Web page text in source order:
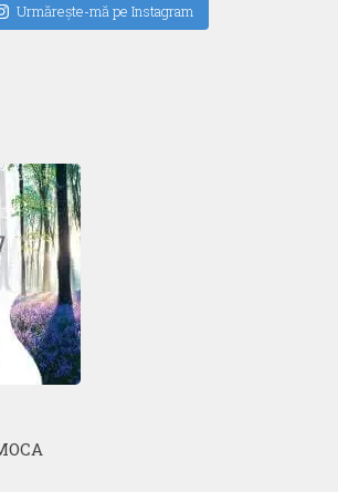
Urmăreşte-mă pe Instagram